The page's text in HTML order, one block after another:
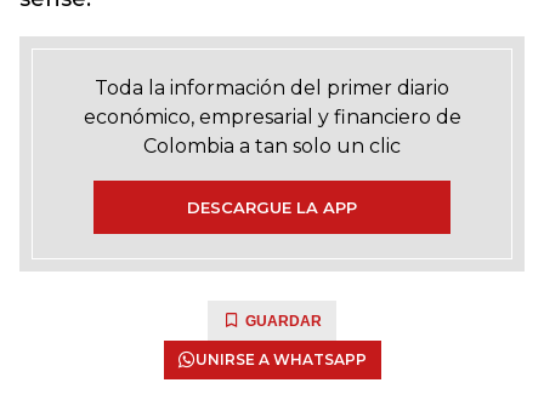
Toda la información del primer diario
económico, empresarial y financiero de
Colombia a tan solo un clic
DESCARGUE LA APP
GUARDAR
UNIRSE A WHATSAPP